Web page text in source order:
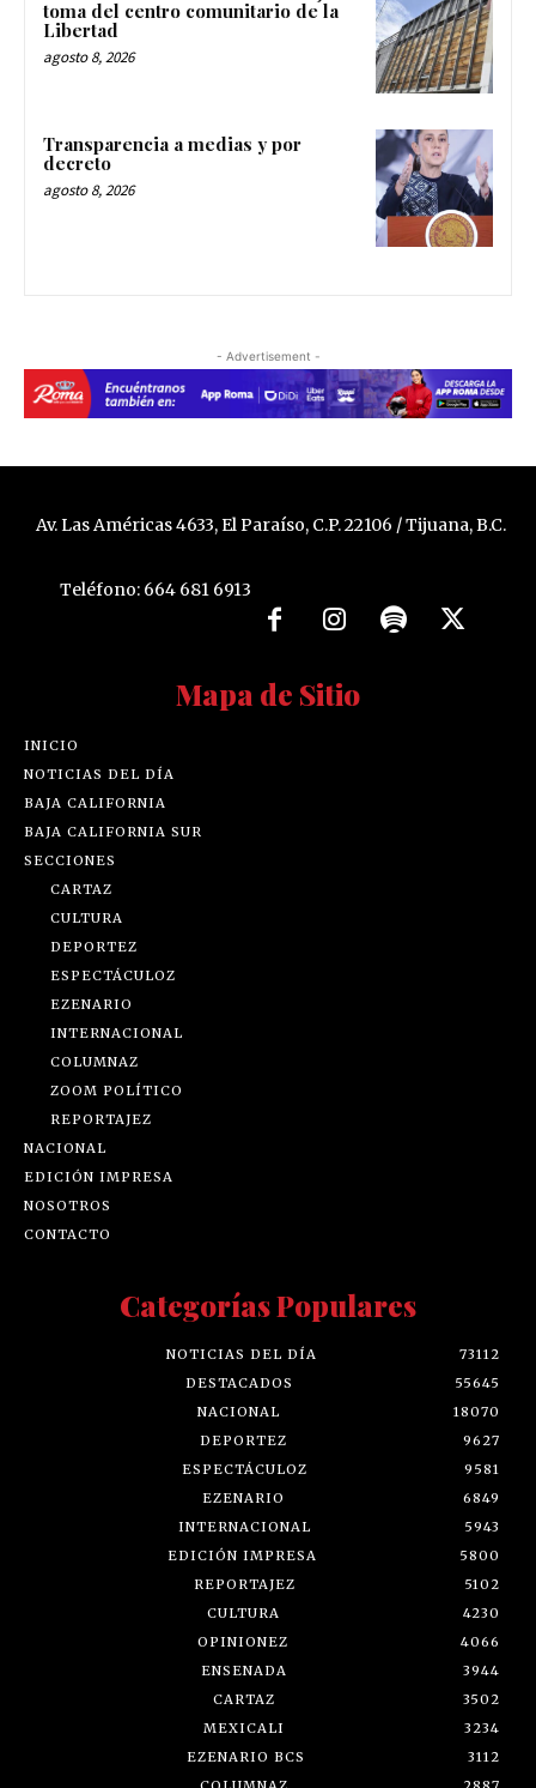
toma del centro comunitario de la
Libertad
agosto 8, 2026
Transparencia a medias y por
decreto
agosto 8, 2026
- Advertisement -
Av. Las Américas 4633, El Paraíso, C.P. 22106 / Tijuana, B.C.
Teléfono: 664 681 6913
Mapa de Sitio
INICIO
NOTICIAS DEL DÍA
BAJA CALIFORNIA
BAJA CALIFORNIA SUR
SECCIONES
CARTAZ
CULTURA
DEPORTEZ
ESPECTÁCULOZ
EZENARIO
INTERNACIONAL
COLUMNAZ
ZOOM POLÍTICO
REPORTAJEZ
NACIONAL
EDICIÓN IMPRESA
NOSOTROS
CONTACTO
Categorías Populares
NOTICIAS DEL DÍA
73112
DESTACADOS
55645
NACIONAL
18070
DEPORTEZ
9627
ESPECTÁCULOZ
9581
EZENARIO
6849
INTERNACIONAL
5943
EDICIÓN IMPRESA
5800
REPORTAJEZ
5102
CULTURA
4230
OPINIONEZ
4066
ENSENADA
3944
CARTAZ
3502
MEXICALI
3234
EZENARIO BCS
3112